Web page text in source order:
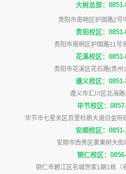
大树总部：
贵阳市南明区护国路2号
贵阳校区：
贵阳市南明区护国路31号
花溪校区：
贵阳市花溪区花石路(贵州
遵义校区：
遵义市汇川区北海
毕节校区：
毕节市七星关区百里杜鹃大道白金府
安顺校区：
安顺市西秀区黄果树大
铜仁校区：
铜仁市碧江区名城世家1期1栋（